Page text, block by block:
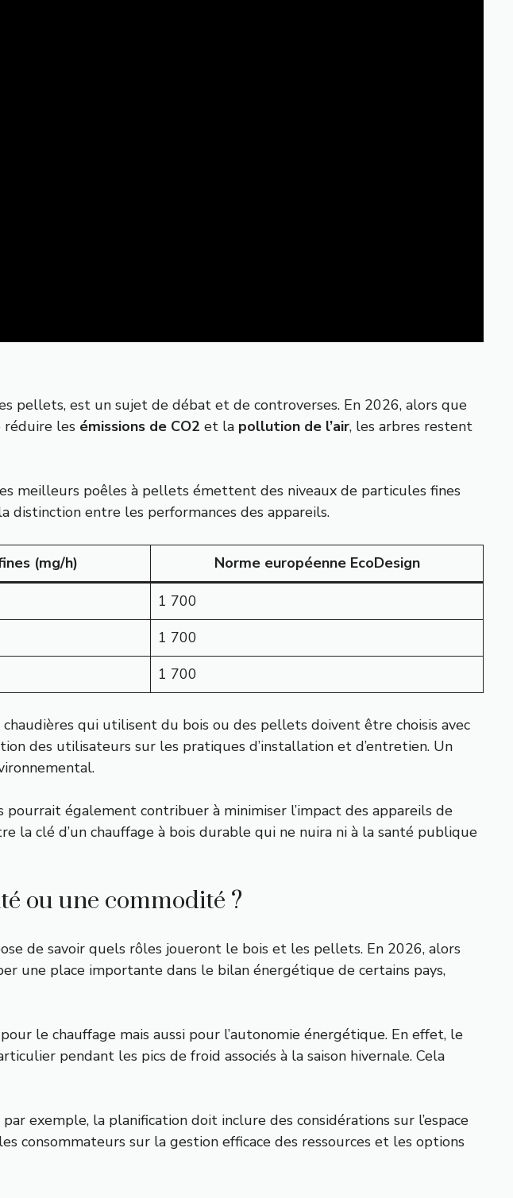
pellets, est un sujet de débat et de controverses. En 2026, alors que
réduire les émissions de CO2 et la pollution de l’air, les arbres restent
meilleurs poêles à pellets émettent des niveaux de particules fines
distinction entre les performances des appareils.
(mg/h)
Norme européenne EcoDesign
1 700
1 700
1 700
qui utilisent du bois ou des pellets doivent être choisis avec
des utilisateurs sur les pratiques d’installation et d’entretien. Un
également contribuer à minimiser l’impact des appareils de
la clé d’un chauffage à bois durable qui ne nuira ni à la santé publique
ou une commodité ?
de savoir quels rôles joueront le bois et les pellets. En 2026, alors
une place importante dans le bilan énergétique de certains pays,
le chauffage mais aussi pour l’autonomie énergétique. En effet, le
pendant les pics de froid associés à la saison hivernale. Cela
exemple, la planification doit inclure des considérations sur l’espace
consommateurs sur la gestion efficace des ressources et les options